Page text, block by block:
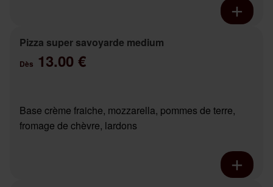
Pizza super savoyarde medium
Dès 13.00 €
Base crème fraiche, mozzarella, pommes de terre,
fromage de chèvre, lardons